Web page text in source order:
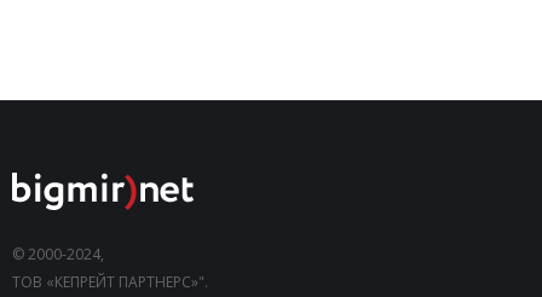
© 2000-2024,
ТОВ «КЕПРЕЙТ ПАРТНЕРС»".